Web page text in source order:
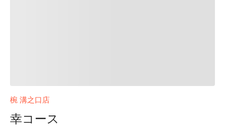
椀 溝之口店
幸コース